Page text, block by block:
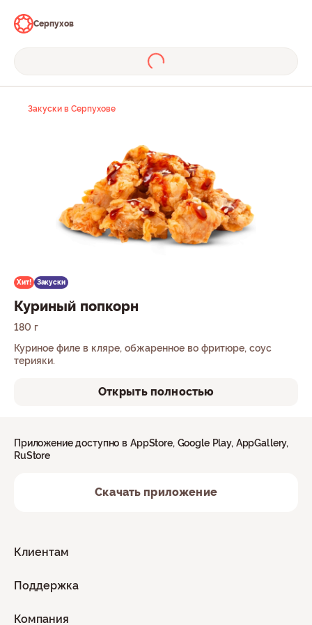
Серпухов
Закуски в Серпухове
Хит! Закуски
Куриный попкорн
180 г
Куриное филе в кляре, обжаренное во фритюре, соус
терияки.
Открыть полностью
Клиентам
Поддержка
Компания
Приложение доступно в AppStore, Google Play, AppGallery,
RuStore
Скачать приложение